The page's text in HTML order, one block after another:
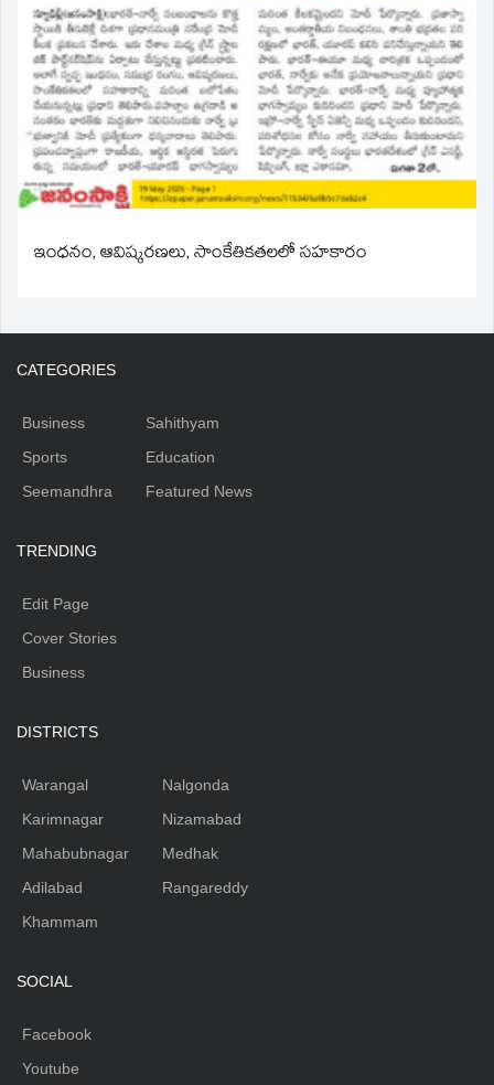
ఇంధనం, ఆవిష్కరణలు, సాంకేతికతలలో సహకారం
CATEGORIES
Business
Sports
Seemandhra
Sahithyam
Education
Featured News
TRENDING
Edit Page
Cover Stories
Business
DISTRICTS
Warangal
Karimnagar
Mahabubnagar
Adilabad
Khammam
Nalgonda
Nizamabad
Medhak
Rangareddy
SOCIAL
Facebook
Youtube